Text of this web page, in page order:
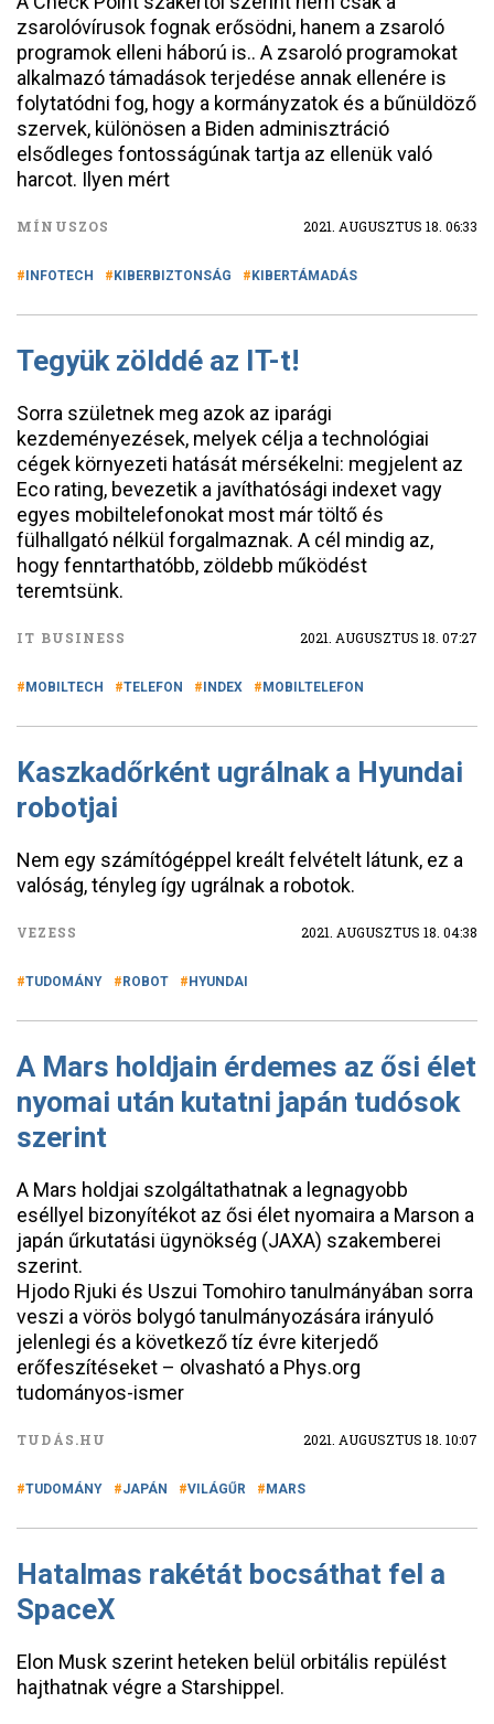
zsarolóvírusok fognak erősödni, hanem a zsaroló
programok elleni háború is.. A zsaroló programokat
alkalmazó támadások terjedése annak ellenére is
folytatódni fog, hogy a kormányzatok és a bűnüldöző
szervek, különösen a Biden adminisztráció
elsődleges fontosságúnak tartja az ellenük való
harcot. Ilyen mért
MÍNUSZOS 2021. AUGUSZTUS 18. 06:33
INFOTECH KIBERBIZTONSÁG KIBERTÁMADÁS
Tegyük zölddé az IT-t!
Sorra születnek meg azok az iparági
kezdeményezések, melyek célja a technológiai
cégek környezeti hatását mérsékelni: megjelent az
Eco rating, bevezetik a javíthatósági indexet vagy
egyes mobiltelefonokat most már töltő és
fülhallgató nélkül forgalmaznak. A cél mindig az,
hogy fenntarthatóbb, zöldebb működést
teremtsünk.
IT BUSINESS 2021. AUGUSZTUS 18. 07:27
MOBILTECH TELEFON INDEX MOBILTELEFON
Kaszkadőrként ugrálnak a Hyundai
robotjai
Nem egy számítógéppel kreált felvételt látunk, ez a
valóság, tényleg így ugrálnak a robotok.
VEZESS 2021. AUGUSZTUS 18. 04:38
TUDOMÁNY ROBOT HYUNDAI
A Mars holdjain érdemes az ősi élet
nyomai után kutatni japán tudósok
szerint
A Mars holdjai szolgáltathatnak a legnagyobb
eséllyel bizonyítékot az ősi élet nyomaira a Marson a
japán űrkutatási ügynökség (JAXA) szakemberei
szerint.
Hjodo Rjuki és Uszui Tomohiro tanulmányában sorra
veszi a vörös bolygó tanulmányozására irányuló
jelenlegi és a következő tíz évre kiterjedő
erőfeszítéseket – olvasható a Phys.org
tudományos-ismer
TUDÁS.HU 2021. AUGUSZTUS 18. 10:07
TUDOMÁNY JAPÁN VILÁGŰR MARS
Hatalmas rakétát bocsáthat fel a
SpaceX
Elon Musk szerint heteken belül orbitális repülést
hajthatnak végre a Starshippel.